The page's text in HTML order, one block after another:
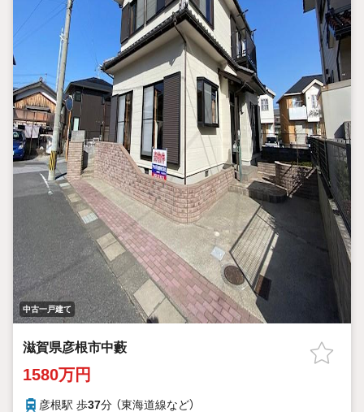
中古一戸建て
滋賀県彦根市中藪
1580万円
彦根駅 歩37分 （東海道線など）